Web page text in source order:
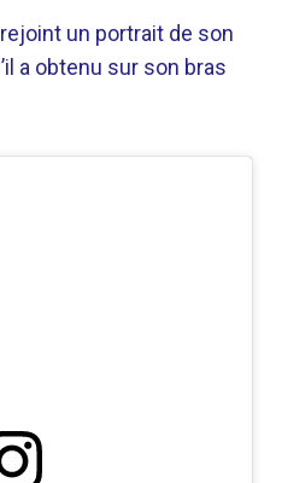
un portrait de son
a obtenu sur son bras